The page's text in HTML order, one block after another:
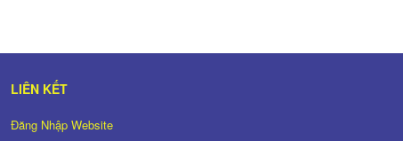
LIÊN KẾT
Đăng Nhập Website